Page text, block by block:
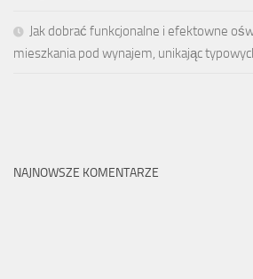
Jak dobrać funkcjonalne i efektowne
mieszkania pod wynajem, unikając
NAJNOWSZE KOMENTARZE